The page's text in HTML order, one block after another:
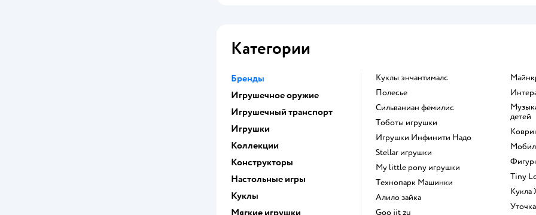
Категории
Бренды
Игрушечное оружие
Игрушечный транспорт
Игрушки
Коллекции
Конструкторы
Настольные игры
Куклы
Мягкие игрушки
Куклы энчантималс
Полесье
Сильваниан фемилис
Тоботы игрушки
Игрушки Инфинити Надо
Stellar игрушки
my little pony игрушки
Технопарк Машинки
Алило зайка
Goo jit zu
Музыкальные инструменты для
детей
Tiny
Кукла